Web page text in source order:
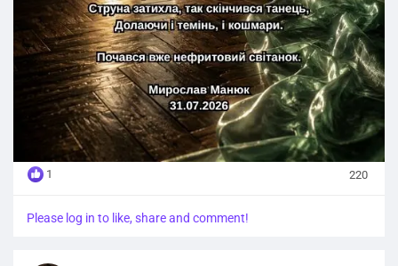
Мирослав Манюк
31.07.2026
1 220
Please log in to like, share and comment!